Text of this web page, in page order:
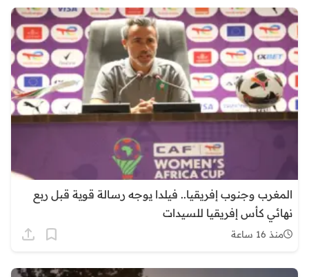
المغرب وجنوب إفريقيا.. فيلدا يوجه رسالة قوية قبل ربع
نهائي كأس إفريقيا للسيدات
منذ 16 ساعة